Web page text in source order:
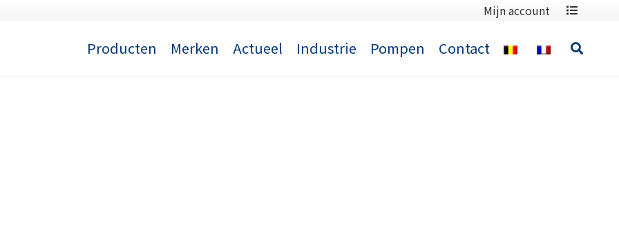
Mijn account
Producten Merken Actueel Industrie Pompen Contact